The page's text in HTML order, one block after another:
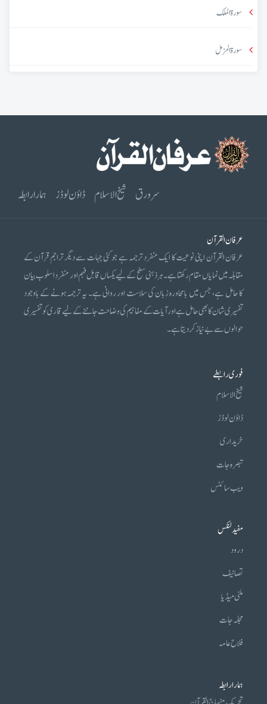
سورۃ الملک
سورۃ المزمل
سرورق شیخ الاسلام ڈاؤن لوڈز ہمارا رابطہ
عرفان القرآن
عرفان القرآن اپنی نوعیت کا ایک منفرد ترجمہ ہے جو کئی جہات سے دیگر تراجم قرآن کے
مقابلہ میں نمایاں مقام رکھتا ہے۔ ہر ذہنی سطح کے لیے یکساں قابل فہم اور منفرد اسلوب بیان
کا حامل ہے، جس میں بامحاورہ زبان کی سلاست اور روانی ہے۔ یہ ترجمہ ہونے کے باوجود
تفسیری شان کا بھی حامل ہے اور آیات کے مفاہیم کی وضاحت جاننے کے لیے قاری کو تفسیری
حوالوں سے بے نیاز کر دیتا ہے۔
فوری رابطے
شیخ الاسلام
ڈاؤن لوڈز
خریداری
تبصرہ جات
ویب سائٹس
مفید لنکس
درود
تصانیف
ملٹی میڈیا
مجلہ جات
فلاح عامہ
ہمارا رابطہ